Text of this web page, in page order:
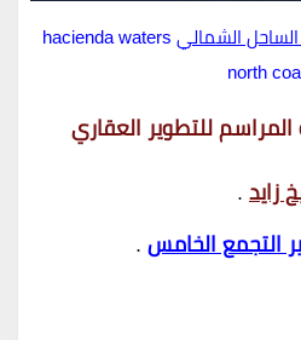
الشماليhacienda waters
north
للتطوير العقاري
زايد.
التجمع الخامس.